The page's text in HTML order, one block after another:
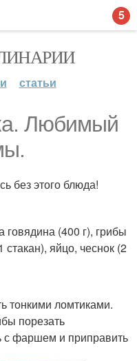
статьи
Любимый
без этого блюда!
(400 г), грибы
стакан), яйцо, чеснок (2
тонкими ломтиками.
порезать
с фаршем и приправить
5